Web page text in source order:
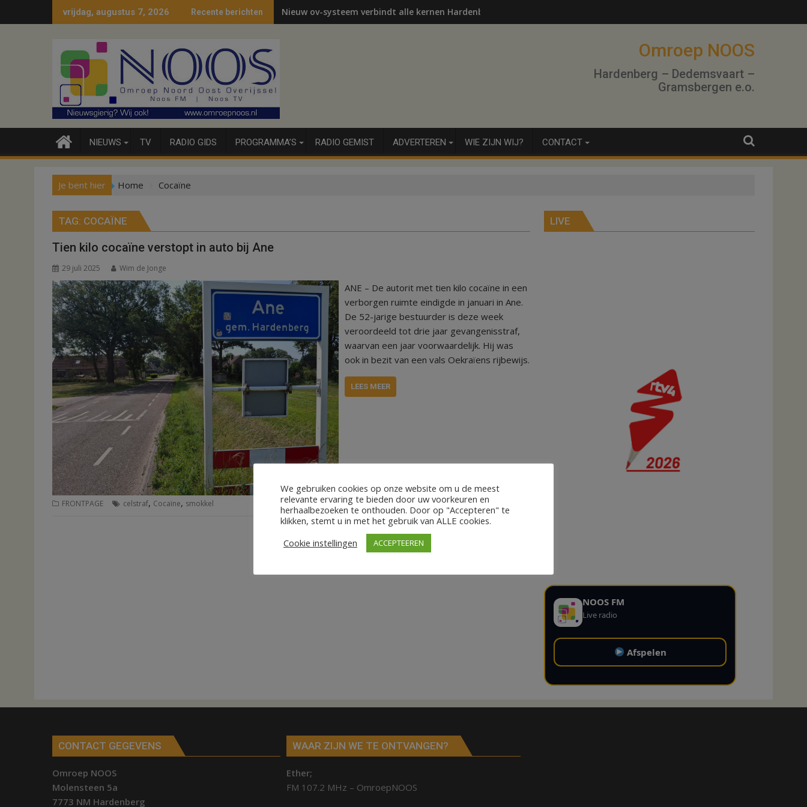
naar
vrijdag, augustus 7, 2026 Recente berichten Nieuw ov-systeem verbindt alle kernen Hardenberg
Omroep NOOS
Hardenberg – Dedemsvaart –
Gramsbergen e.o.
NIEUWS TV RADIO GIDS PROGRAMMA’S RADIO GEMIST ADVERTEREN WIE ZIJN WIJ? CONTACT
Je bent hier Home Cocaïne
TAG: COCAÏNE
Tien kilo cocaïne verstopt in auto bij Ane
29 juli 2025 Wim de Jonge
ANE – De autorit met tien kilo cocaïne in een
verborgen ruimte eindigde in januari in Ane.
De 52-jarige bestuurder is deze week
veroordeeld tot drie jaar gevangenisstraf,
waarvan een jaar voorwaardelijk. Hij was
ook in bezit van een vals Oekraïens rijbewijs.
LEES MEER
FRONTPAGE celstraf, Cocaïne, smokkel
LIVE
NOOS FM
Live radio
Afspelen
CONTACT GEGEVENS
Omroep NOOS
Molensteen 5a
7773 NM Hardenberg
WAAR ZIJN WE TE ONTVANGEN?
Ether;
FM 107.2 MHz – OmroepNOOS
We gebruiken cookies op onze website om u de meest
relevante ervaring te bieden door uw voorkeuren en
herhaalbezoeken te onthouden. Door op "Accepteren" te
klikken, stemt u in met het gebruik van ALLE cookies.
Cookie instellingen
ACCEPTEEREN